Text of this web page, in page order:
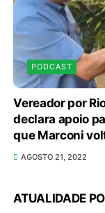
PODCAST
Vereador por
declara apoio
que Marconi
AGOSTO 21, 2022
ATUALIDADE
ABIMAQ
correntes em
jurídicas
8/7/2026
KRJ destaca
Circuito